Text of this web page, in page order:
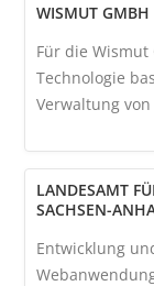
WISMUT GMBH
Für die
Technologie
Verwaltung
LANDESAMT
SACHSEN-
Entwicklung